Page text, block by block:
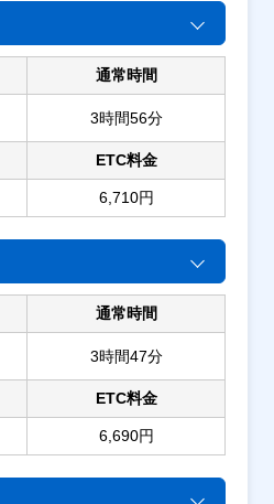
通常時間
3時間56分
ETC料金
6,710円
通常時間
3時間47分
ETC料金
6,690円